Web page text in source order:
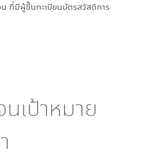
น ที่มีผู้ขึ้นทะเบียนบัตรสวัสดิการ
เป้าหมาย